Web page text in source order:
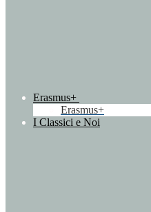
Erasmus+
Erasmus+
I Classici e Noi